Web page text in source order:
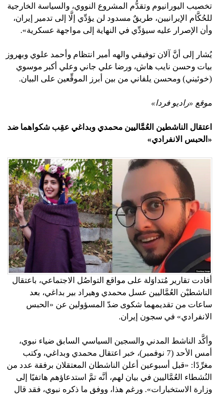
تخصيب اليورانيوم وتقدُّم المشروع النووي، والسياسة الخارجية
للحُكَّام الإيرانيين، طريقٌ مسدود لن يؤدِّي إلَّا إلى تدمير إيران،
وأن الإصرار عليه سيؤدِّي في النهاية إلى مواجهة عسكرية».
يُشار إلى أنَّ آلان توفيقي والهه أمير انتظام وأحمد علوي وبهروز
بيات وحسن نايب هاش، ورضا علي جاني وعلي أكبر موسوي
(خوئيني) ومحسن يلفاني من بين أبرز الموقِّعين على البيان.
موقع «راديو فردا»
اعتقال الناشطين العُمَّاليين محمدي وبداغي عقِب شكواهما ضد
«الحبس الانفرادي»
أفادت تقارير مُتداوَلة على مواقع التواصُل الاجتماعي، باعتقال
الناشطيْن العُمَّاليين عسل محمدي وهيراد بير بداغي، بعد
ساعات من تقديمهما شكوى ضدّ المسؤولين عن «الحبس
الانفرادي» في سجون إيران.
وأكَّد الناشط المدني والسجين السياسي السابق ضياء نبوي،
أمس الأحد (7 نوفمبر)، خبر اعتقال محمدي وبداغي، وكتب
مغرِّدًا: «قبل أسبوعين أعلن الناشطان المعتقلان برفقة عدد من
النُشطاء العُمَّاليين في بيان لهم، أنَّه تمَّ استدعاؤهم هاتفيًا إلى
وزارة الاستخبارات». ورغم هذا، ووفق ما ذكره نبوي، فقد قال